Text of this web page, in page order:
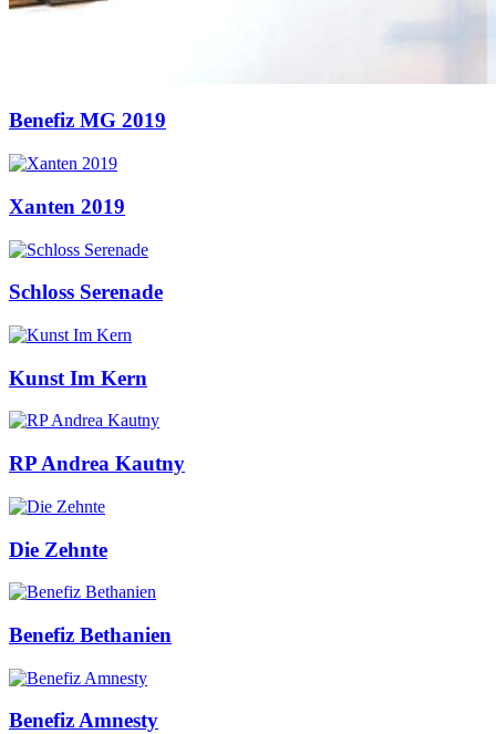
Benefiz MG 2019
Xanten 2019
Schloss Serenade
Kunst Im Kern
RP Andrea Kautny
Die Zehnte
Benefiz Bethanien
Benefiz Amnesty